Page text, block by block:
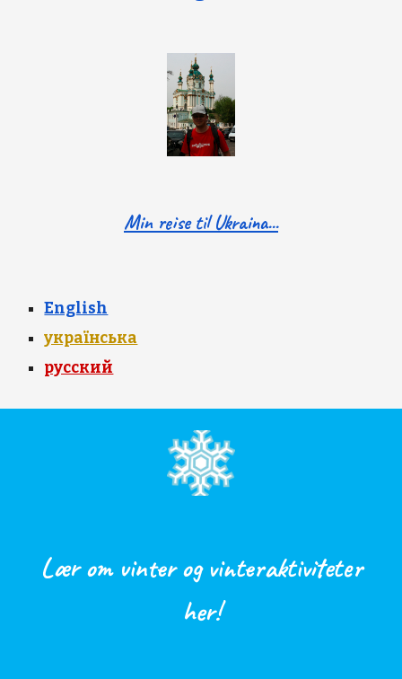
Min reise til Ukraina...
English
українська
русский
Lær om vinter og vinteraktiviteter
her!